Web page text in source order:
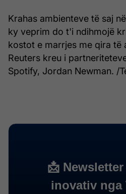
Krahas ambienteve të saj
ky veprim do t'i ndihmojë
kostot e marrjes me qira të
Reuters kreu i
Spotify, Jordan Newman. /